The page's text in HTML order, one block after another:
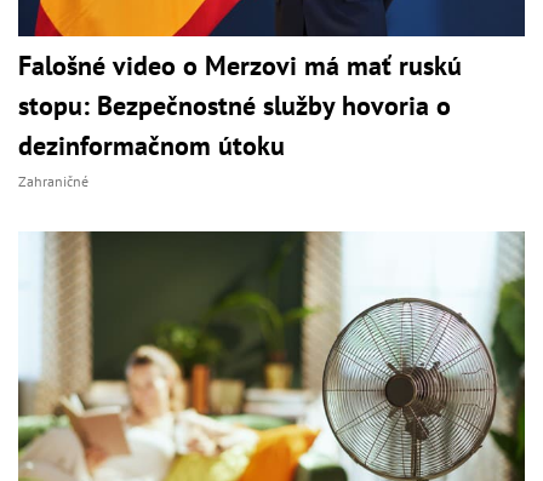
Falošné video o Merzovi má mať ruskú
stopu: Bezpečnostné služby hovoria o
dezinformačnom útoku
Zahraničné